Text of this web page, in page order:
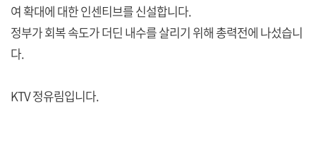
여 확대에 대한 인센티브를 신설합니다.
정부가 회복 속도가 더딘 내수를 살리기 위해 총력전에 나섰습니
다.
KTV 정유림입니다.